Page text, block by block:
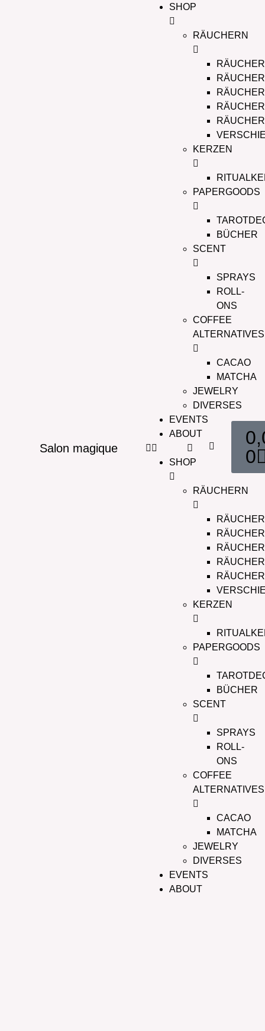
Salon magique
SHOP
RÄUCHERN
KERZEN
PAPERGOODS
BÜCHER
SCENT
SPRAYS
ROLL-
ONS
COFFEE
ALTERNATIVES
CACAO
MATCHA
JEWELRY
DIVERSES
EVENTS
ABOUT
SHOP
RÄUCHERN
KERZEN
PAPERGOODS
BÜCHER
SCENT
SPRAYS
ROLL-
ONS
COFFEE
ALTERNATIVES
CACAO
MATCHA
JEWELRY
DIVERSES
EVENTS
ABOUT
0